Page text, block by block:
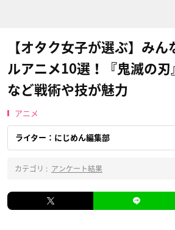
【オタク女子が選ぶ】みん
ルアニメ10選！『鬼滅の刃
など戦術や技が魅力
アニメ
ライター：にじめん編集部
カテゴリ : アンケート結果